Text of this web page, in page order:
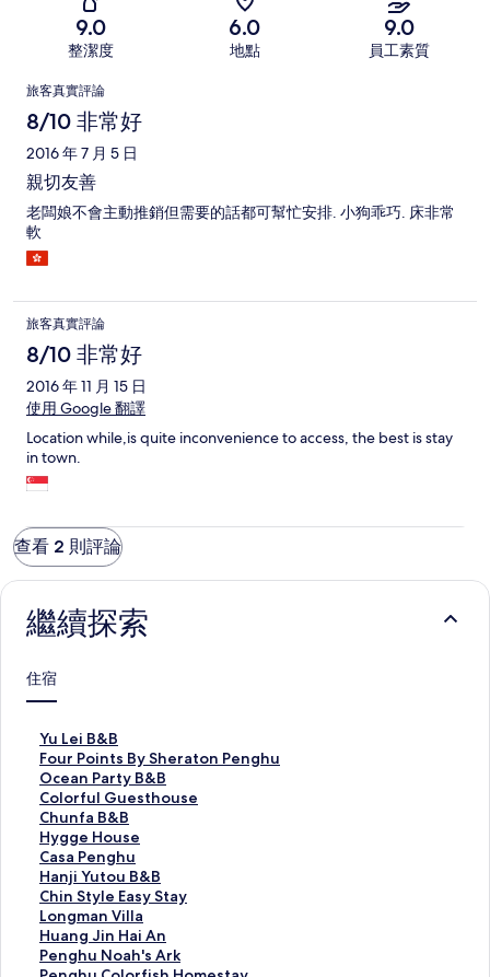
9.0
整潔度
6.0
地點
9.0
員工素質
評
論
旅客真實評論
8/10 非常好
2016 年 7 月 5 日
親切友善
老闆娘不會主動推銷但需要的話都可幫忙安排. 小狗乖巧. 床非常
軟
旅客真實評論
8/10 非常好
2016 年 11 月 15 日
使用 Google 翻譯
Location while,is quite inconvenience to access, the best is stay
in town.
查看 2 則評論
繼續探索
住宿
Yu Lei B&B
Y
u
L
e
i
B
&
B
的
連
結
Four Points By Sheraton Penghu
F
o
u
r
P
o
i
n
t
s
B
Ocean Party B&B
O
c
e
a
n
P
a
r
t
y
Colorful Guesthouse
C
o
l
o
r
f
u
l
G
Chunfa B&B
C
h
u
n
f
a
B
&
Hygge House
H
y
g
g
e
H
o
Casa Penghu
C
a
s
a
P
e
Hanji Yutou B&B
H
a
n
j
i
Chin Style Easy Stay
C
h
i
n
Longman Villa
L
o
n
Huang Jin Hai An
H
u
Penghu Noah's Ark
P